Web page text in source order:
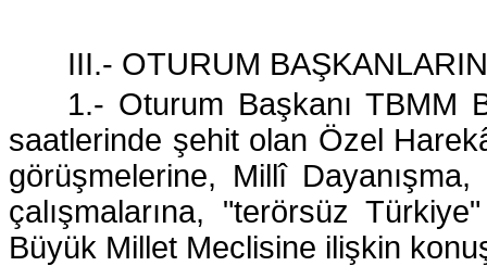
III.- OTURUM
1.- Oturum Başkanı TBMM
saatlerinde şehit olan Özel
görüşmelerine, Millî
çalışmalarına, "terörsüz
Büyük Millet Meclisine ilişkin